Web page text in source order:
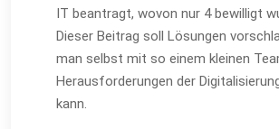
IT beantragt, wovon nur 4 bewilligt
Dieser Beitrag soll Lösungen
man selbst mit so einem kleinen
Herausforderungen der
kann.